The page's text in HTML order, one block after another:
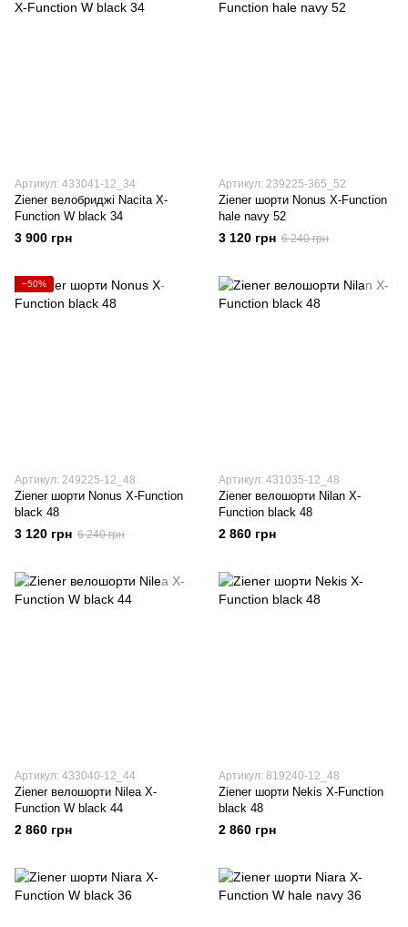
Артикул: 433041-12_34
Ziener велобриджі Nacita X-
Function W black 34
3 900 грн
Артикул: 239225-365_52
Ziener шорти Nonus X-Function
hale navy 52
3 120 грн 6 240 грн
−50%
Артикул: 249225-12_48
Ziener шорти Nonus X-Function
black 48
3 120 грн 6 240 грн
Артикул: 431035-12_48
Ziener велошорти Nilan X-
Function black 48
2 860 грн
Артикул: 433040-12_44
Ziener велошорти Nilea X-
Function W black 44
2 860 грн
Артикул: 819240-12_48
Ziener шорти Nekis X-Function
black 48
2 860 грн